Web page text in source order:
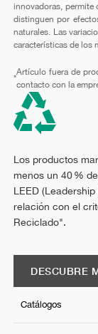
innovadoras, permite
distinguen por
naturales. Las
características de los
*
Artículo fuera de
contacto con la
Los productos
menos un 40 %
LEED
relación con el
Reciclado".
DESCUBRE
Catálogos